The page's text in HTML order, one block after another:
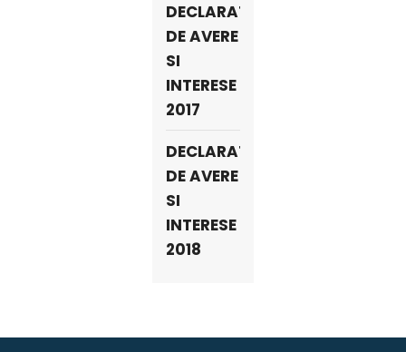
DECLARATII
DE AVERE
SI
INTERESE
2017
DECLARATII
DE AVERE
SI
INTERESE
2018